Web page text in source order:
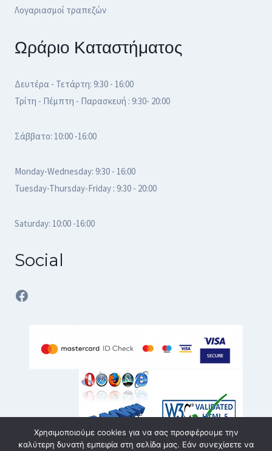
Λογαριασμοί τραπεζών
Ωράριο Καταστήματος
Δευτέρα - Τετάρτη: 9:30 - 16:00
Τρίτη - Πέμπτη - Παρασκευή : 9:30- 20:00
Σάββατο: 10:00 -16:00
Monday-Wednesday: 9:30 - 16:00
Tuesday-Thursday-Friday : 9:30 - 20:00
Saturday: 10:00 -16:00
Social
Facebook
Χρησιμοποιούμε cookies για να σας προσφέρουμε την
καλύτερη δυνατή εμπειρία στη σελίδα μας. Εάν συνεχίσετε να